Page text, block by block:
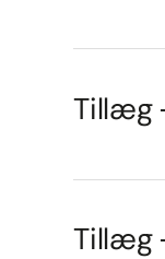
Tillæg
Tillæg